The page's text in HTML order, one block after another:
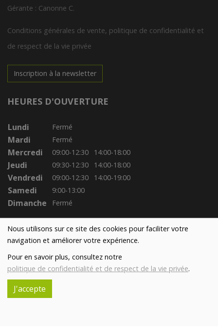
Nous utilisons sur ce site des cookies pour faciliter votre
navigation et améliorer votre expérience.
Pour en savoir plus, consultez notre
politique de confidentialité et de respect de la vie privée.
J'accepte
Gérante : Canonne C.
Conditions générales de vente, politique de confidentialité et
de respect de la vie privée
Inscription à la newsletter
HEURES D'OUVERTURE
Lundi Fermé
Mardi Fermé
Mercredi 09:00-12:30 14:00-18:00
Jeudi 09:30-12:30 14:00-18:00
Vendredi 09:00-12:30 14:00-19:00
Samedi 9:00-13:00
Dimanche Fermé